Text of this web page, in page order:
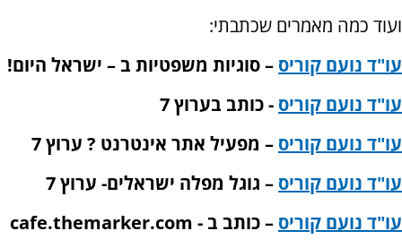
ועוד כמה מאמרים שכתבתי:
עו"ד נועם קוריס – סוגיות משפטיות ב – ישראל היום!
עו"ד נועם קוריס -כותב בערוץ 7
עו"ד נועם קוריס – מפעיל אתר אינטרנט ? ערוץ 7
עו"ד נועם קוריס – גוגל מפלה ישראלים- ערוץ 7
עו"ד נועם קוריס – כותב ב - cafe.themarker.com